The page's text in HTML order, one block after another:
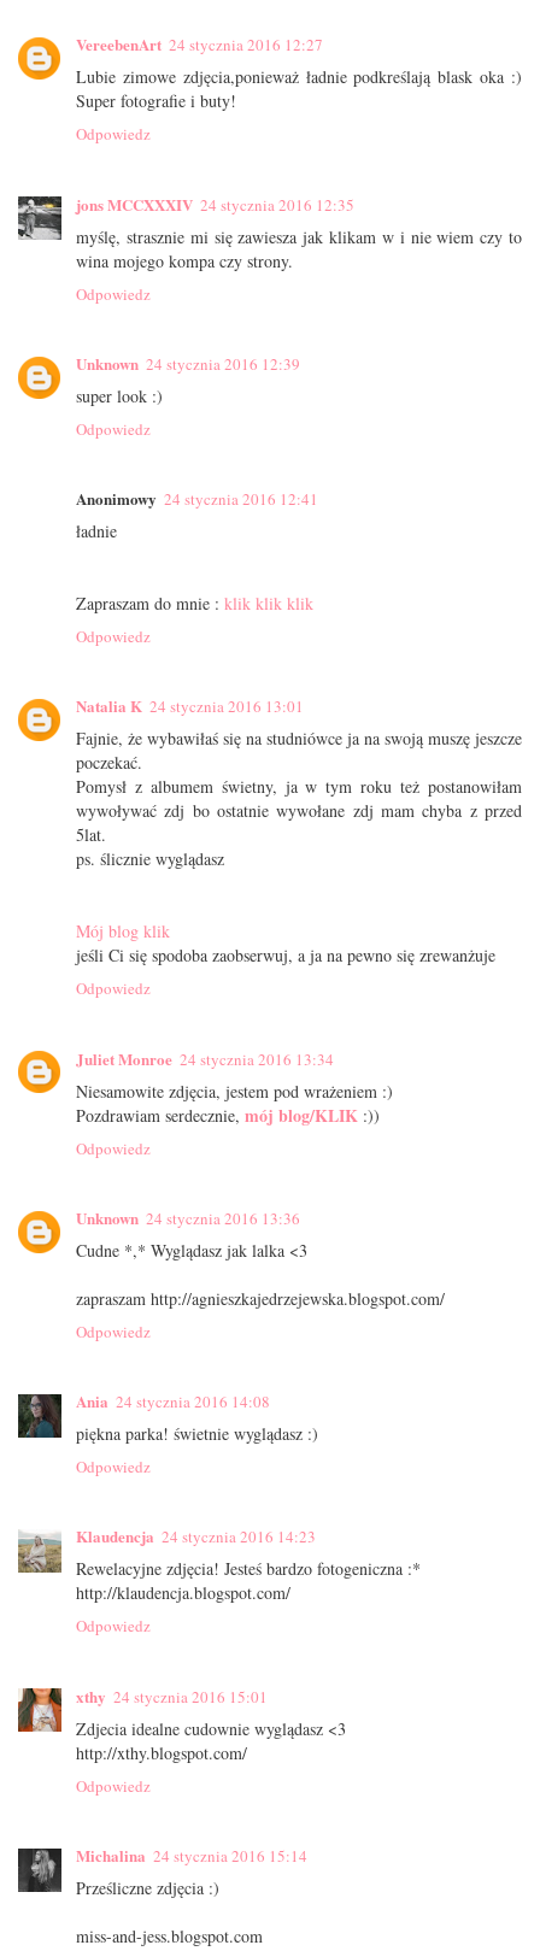
VereebenArt 24 stycznia 2016 12:27
Lubie zimowe zdjęcia,ponieważ ładnie podkreślają blask oka :)
Super fotografie i buty!
Odpowiedz
jons MCCXXXIV 24 stycznia 2016 12:35
myślę, strasznie mi się zawiesza jak klikam w i nie wiem czy to
wina mojego kompa czy strony.
Odpowiedz
Unknown 24 stycznia 2016 12:39
super look :)
Odpowiedz
Anonimowy 24 stycznia 2016 12:41
ładnie
Zapraszam do mnie : klik klik klik
Odpowiedz
Natalia K 24 stycznia 2016 13:01
Fajnie, że wybawiłaś się na studniówce ja na swoją muszę jeszcze
poczekać.
Pomysł z albumem świetny, ja w tym roku też postanowiłam
wywoływać zdj bo ostatnie wywołane zdj mam chyba z przed
5lat.
ps. ślicznie wyglądasz
Mój blog klik
jeśli Ci się spodoba zaobserwuj, a ja na pewno się zrewanżuje
Odpowiedz
Juliet Monroe 24 stycznia 2016 13:34
Niesamowite zdjęcia, jestem pod wrażeniem :)
Pozdrawiam serdecznie, mój blog/KLIK :))
Odpowiedz
Unknown 24 stycznia 2016 13:36
Cudne *,* Wyglądasz jak lalka <3
zapraszam http://agnieszkajedrzejewska.blogspot.com/
Odpowiedz
Ania 24 stycznia 2016 14:08
piękna parka! świetnie wyglądasz :)
Odpowiedz
Klaudencja 24 stycznia 2016 14:23
Rewelacyjne zdjęcia! Jesteś bardzo fotogeniczna :*
http://klaudencja.blogspot.com/
Odpowiedz
xthy 24 stycznia 2016 15:01
Zdjecia idealne cudownie wyglądasz <3
http://xthy.blogspot.com/
Odpowiedz
Michalina 24 stycznia 2016 15:14
Prześliczne zdjęcia :)
miss-and-jess.blogspot.com